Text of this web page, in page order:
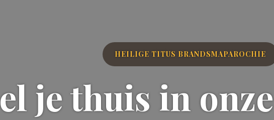
HEILIGE TITUS BRANDSMAPAROCHIE
je thuis in